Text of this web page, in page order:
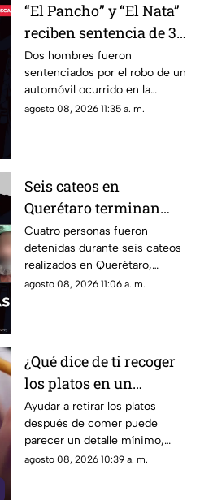
“El Pancho” y “El Nata”
reciben sentencia de 3
años por robar un
vehículo en la colonia
Fundadores III
Dos hombres fueron
sentenciados por el robo de un
automóvil ocurrido en la
colonia Fundadores III; ambos
agosto 08, 2026 11:35 a. m.
Seis cateos en
Querétaro terminan
con cuatro detenidos y
el aseguramiento de
presuntas dr0gas
Cuatro personas fueron
detenidas durante seis cateos
realizados en Querétaro,
donde también se localizaron
agosto 08, 2026 11:06 a. m.
¿Qué dice de ti recoger
los platos en un
restaurante? Este
pequeño gesto podría
revelar algunos rasgos
de tu personalidad
Ayudar a retirar los platos
después de comer puede
parecer un detalle mínimo,
pero este comportamiento
agosto 08, 2026 10:39 a. m.